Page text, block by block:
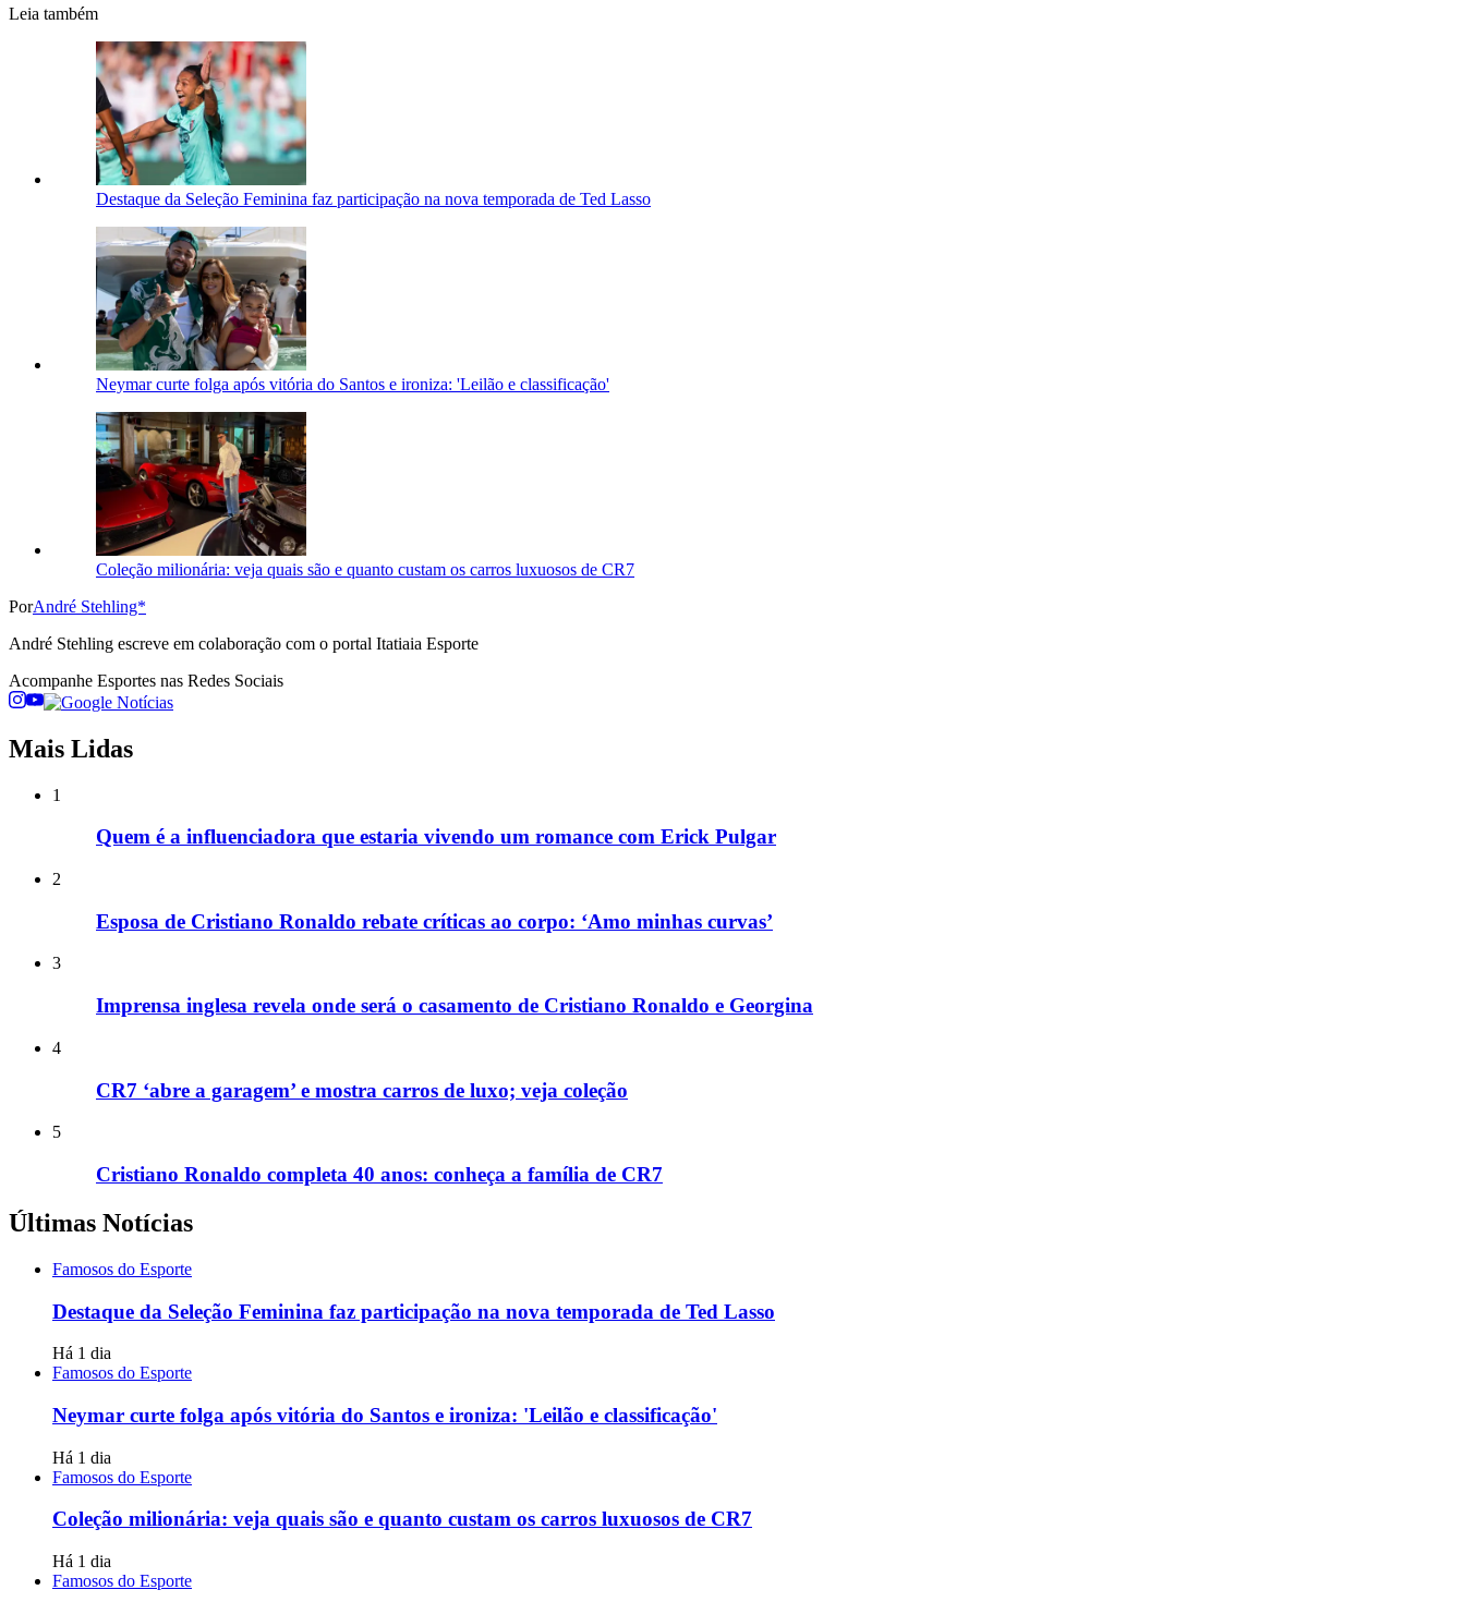
Leia também
Destaque da Seleção Feminina faz participação na nova temporada de Ted Lasso
Neymar curte folga após vitória do Santos e ironiza: 'Leilão e classificação'
Coleção milionária: veja quais são e quanto custam os carros luxuosos de CR7
PorAndré Stehling*
André Stehling escreve em colaboração com o portal Itatiaia Esporte
Acompanhe Esportes nas Redes Sociais
Mais Lidas
1
Quem é a influenciadora que estaria vivendo um romance com Erick Pulgar
2
Esposa de Cristiano Ronaldo rebate críticas ao corpo: ‘Amo minhas curvas’
3
Imprensa inglesa revela onde será o casamento de Cristiano Ronaldo e Georgina
4
CR7 ‘abre a garagem’ e mostra carros de luxo; veja coleção
5
Cristiano Ronaldo completa 40 anos: conheça a família de CR7
Últimas Notícias
Famosos do Esporte
Destaque da Seleção Feminina faz participação na nova temporada de Ted Lasso
Há 1 dia
Famosos do Esporte
Neymar curte folga após vitória do Santos e ironiza: 'Leilão e classificação'
Há 1 dia
Famosos do Esporte
Coleção milionária: veja quais são e quanto custam os carros luxuosos de CR7
Há 1 dia
Famosos do Esporte